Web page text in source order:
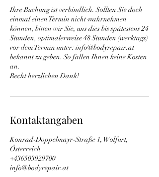
Ihre Buchung ist verbindlich. Sollten Sie doch
einmal einen Termin nicht wahrnehmen
können, bitten wir Sie, uns dies bis spätestens 24
Stunden, optimalerweise 48 Stunden (werktags)
vor dem Termin unter: info@bodyrepair.at
bekannt zu geben. So fallen Ihnen keine Kosten
an.
Recht herzlichen Dank!
Kontaktangaben
Konrad-Doppelmayr-Straße 1, Wolfurt,
Österreich
+436503929700
info@bodyrepair.at